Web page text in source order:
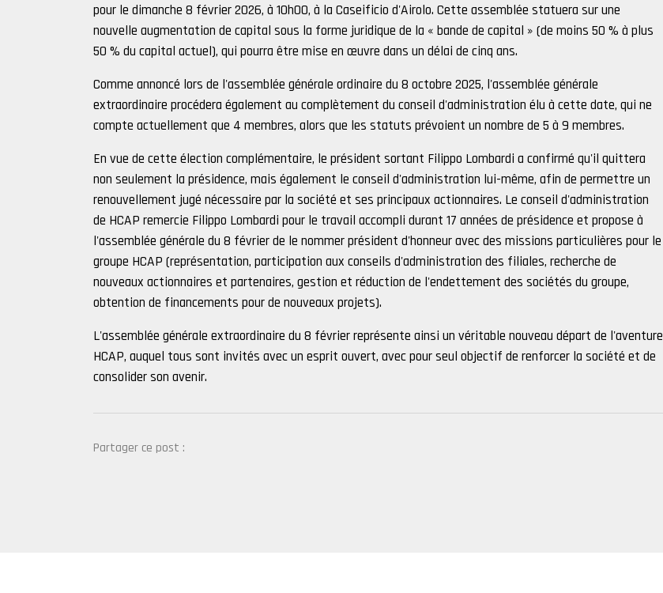
pour le dimanche 8 février 2026, à 10h00, à la Caseificio d'Airolo. Cette assemblée statuera sur une
nouvelle augmentation de capital sous la forme juridique de la « bande de capital » (de moins 50 % à plus
50 % du capital actuel), qui pourra être mise en œuvre dans un délai de cinq ans.
Comme annoncé lors de l'assemblée générale ordinaire du 8 octobre 2025, l'assemblée générale
extraordinaire procédera également au complètement du conseil d'administration élu à cette date, qui ne
compte actuellement que 4 membres, alors que les statuts prévoient un nombre de 5 à 9 membres.
En vue de cette élection complémentaire, le président sortant Filippo Lombardi a confirmé qu'il quittera
non seulement la présidence, mais également le conseil d'administration lui-même, afin de permettre un
renouvellement jugé nécessaire par la société et ses principaux actionnaires. Le conseil d'administration
de HCAP remercie Filippo Lombardi pour le travail accompli durant 17 années de présidence et propose à
l'assemblée générale du 8 février de le nommer président d'honneur avec des missions particulières pour le
groupe HCAP (représentation, participation aux conseils d'administration des filiales, recherche de
nouveaux actionnaires et partenaires, gestion et réduction de l'endettement des sociétés du groupe,
obtention de financements pour de nouveaux projets).
L'assemblée générale extraordinaire du 8 février représente ainsi un véritable nouveau départ de l'aventure
HCAP, auquel tous sont invités avec un esprit ouvert, avec pour seul objectif de renforcer la société et de
consolider son avenir.
Partager ce post :